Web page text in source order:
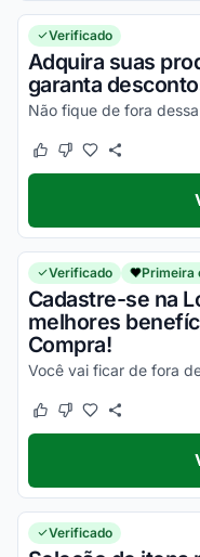
Verificado
Adquira suas
garanta
Este cupom funcionou
Este cupom não
Verificado Primeira
Cadastre-se na
melhores
Compra!
Este cupom funcionou
Este cupom não
Verificado